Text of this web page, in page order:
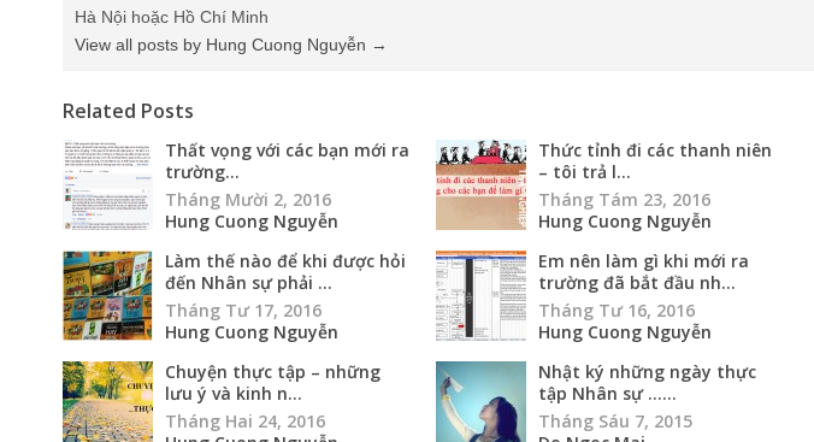
Hà Nội hoặc Hồ Chí Minh
View all posts by Hung Cuong Nguyễn →
Related Posts
Thất vọng với các bạn mới ra
trường...
Tháng Mười 2, 2016
Hung Cuong Nguyễn
Thức tỉnh đi các thanh niên
– tôi trả l...
Tháng Tám 23, 2016
Hung Cuong Nguyễn
Làm thế nào để khi được hỏi
đến Nhân sự phải ...
Tháng Tư 17, 2016
Hung Cuong Nguyễn
Em nên làm gì khi mới ra
trường đã bắt đầu nh...
Tháng Tư 16, 2016
Hung Cuong Nguyễn
Chuyện thực tập – những
lưu ý và kinh n...
Tháng Hai 24, 2016
Nhật ký những ngày thực
tập Nhân sự …...
Tháng Sáu 7, 2015